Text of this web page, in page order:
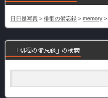
日日是写真 > 徘徊の備忘録 > memory >
「徘徊の備忘録」の検索